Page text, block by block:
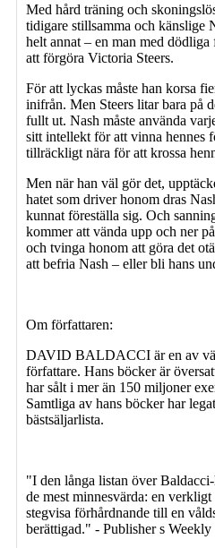
Med hård träning och
tidigare stillsamma och känslige
helt annat – en man med
att förgöra Victoria Steers.
För att lyckas måste han korsa
inifrån. Men Steers litar bara på
fullt ut. Nash måste använda
sitt intellekt för att vinna hennes
tillräckligt nära för att krossa
Men när han väl gör det,
hatet som driver honom dras
kunnat föreställa sig. Och
kommer att vända upp och ner
och tvinga honom att göra det
att befria Nash – eller bli hans
Om författaren:
DAVID BALDACCI är en av
författare. Hans böcker är
har sålt i mer än 150 miljoner
Samtliga av hans böcker har
bästsäljarlista.
"I den långa listan över
de mest minnesvärda: en
stegvisa förhårdnande till en
berättigad." - Publisher s Weekly